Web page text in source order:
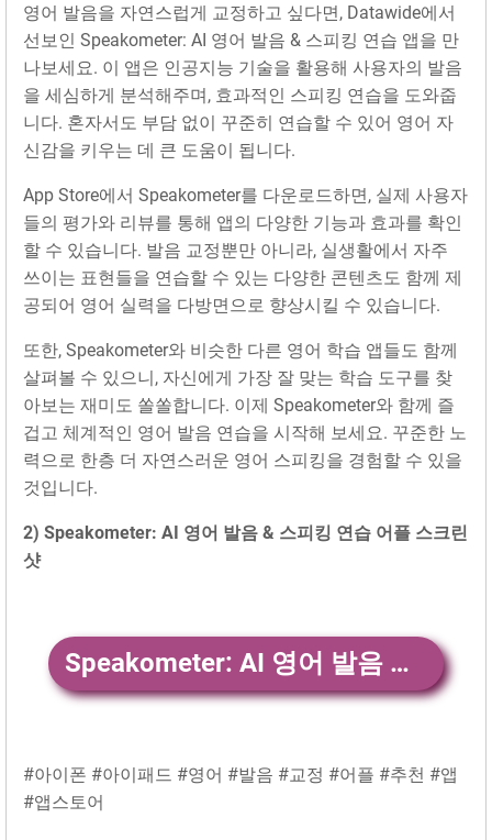
영어 발음을 자연스럽게 교정하고 싶다면, Datawide에서
선보인 Speakometer: AI 영어 발음 & 스피킹 연습 앱을 만
나보세요. 이 앱은 인공지능 기술을 활용해 사용자의 발음
을 세심하게 분석해주며, 효과적인 스피킹 연습을 도와줍
니다. 혼자서도 부담 없이 꾸준히 연습할 수 있어 영어 자
신감을 키우는 데 큰 도움이 됩니다.
App Store에서 Speakometer를 다운로드하면, 실제 사용자
들의 평가와 리뷰를 통해 앱의 다양한 기능과 효과를 확인
할 수 있습니다. 발음 교정뿐만 아니라, 실생활에서 자주
쓰이는 표현들을 연습할 수 있는 다양한 콘텐츠도 함께 제
공되어 영어 실력을 다방면으로 향상시킬 수 있습니다.
또한, Speakometer와 비슷한 다른 영어 학습 앱들도 함께
살펴볼 수 있으니, 자신에게 가장 잘 맞는 학습 도구를 찾
아보는 재미도 쏠쏠합니다. 이제 Speakometer와 함께 즐
겁고 체계적인 영어 발음 연습을 시작해 보세요. 꾸준한 노
력으로 한층 더 자연스러운 영어 스피킹을 경험할 수 있을
것입니다.
2) Speakometer: AI 영어 발음 & 스피킹 연습 어플 스크린
샷
Speakometer: AI 영어 발음 & 스피킹 연습 앱 다운
#아이폰 #아이패드 #영어 #발음 #교정 #어플 #추천 #앱
#앱스토어